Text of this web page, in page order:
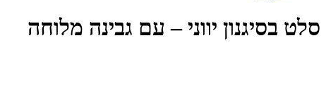
סלט בסיגנון יווני – עם גבינה מלוחה